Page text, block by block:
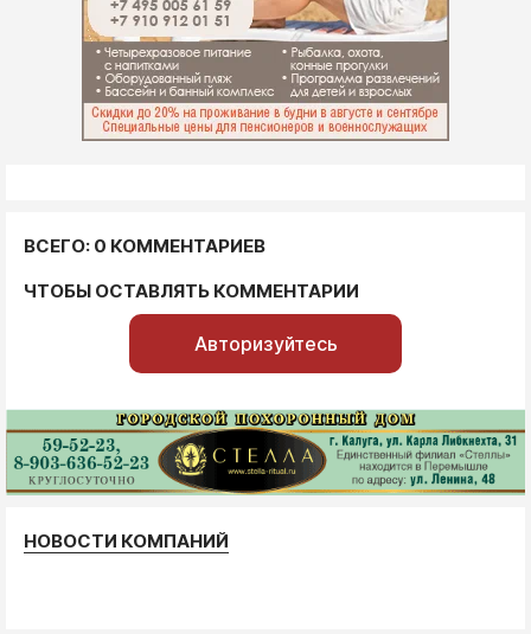
ВСЕГО: 0 КОММЕНТАРИЕВ
ЧТОБЫ ОСТАВЛЯТЬ КОММЕНТАРИИ
Авторизуйтесь
НОВОСТИ КОМПАНИЙ